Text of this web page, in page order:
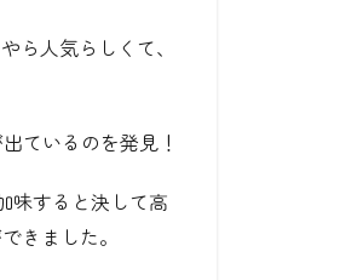
ら人気らしくて、
ているのを発見！
味すると決して高
きました。